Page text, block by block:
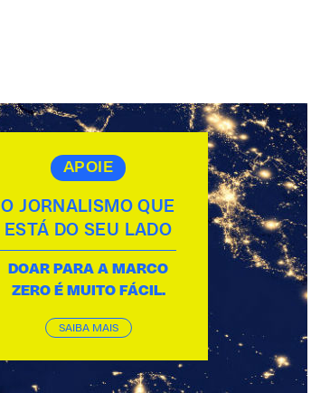
APOIE
O JORNALISMO QUE
ESTÁ DO SEU LADO
DOAR PARA A MARCO
ZERO É MUITO FÁCIL.
SAIBA MAIS